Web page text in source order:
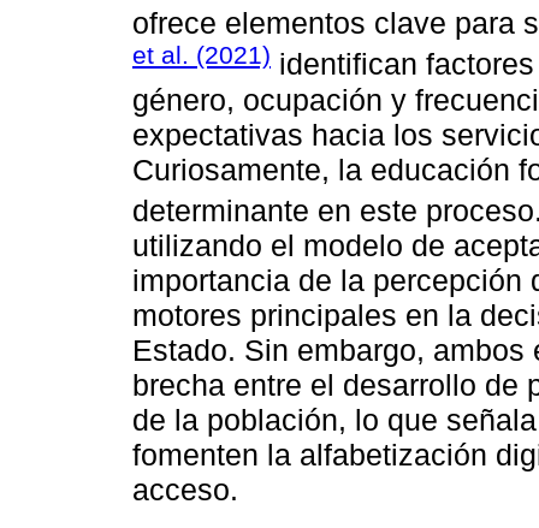
ofrece elementos clave para
et al. (2021) identifican
género, ocupación y
expectativas hacia los
Curiosamente, la educación
determinante en este
utilizando el modelo de
importancia de la percepción
motores principales en la
Estado. Sin embargo,
brecha entre el desarrollo de
de la población, lo que
fomenten la alfabetización
acceso.